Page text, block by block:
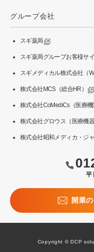
グループ会社
スギ薬局
スギ薬局グループお客様サ
スギメディカル株式会社（
株式会社MCS（総合HR）
株式会社CoMediCs（医療機
株式会社グロウス（医療機器
株式会社昭和メディカ・ジ
開業
Copyright © DCP